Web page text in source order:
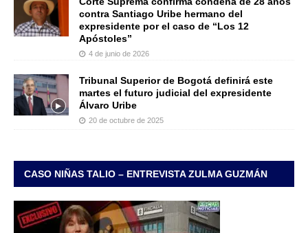
contra Santiago Uribe hermano del
expresidente por el caso de “Los 12
Apóstoles”
4 de junio de 2026
Tribunal Superior de Bogotá definirá este
martes el futuro judicial del expresidente
Álvaro Uribe
20 de octubre de 2025
CASO NIÑAS TALIO – ENTREVISTA ZULMA GUZMÁN